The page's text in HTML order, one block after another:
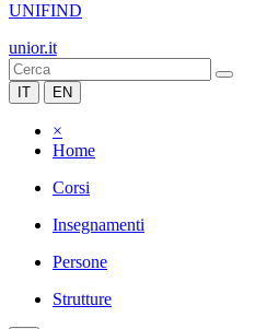
UNIFIND
unior.it
IT EN
×
Home
Corsi
Insegnamenti
Persone
Strutture